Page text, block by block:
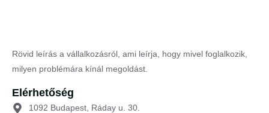
Rövid leírás a vállalkozásról, ami leírja, hogy mivel foglalkozik,
milyen problémára kínál megoldást.
Elérhetőség
1092 Budapest, Ráday u. 30.